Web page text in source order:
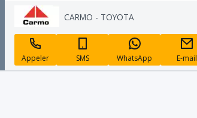
CARMO - TOYOTA
Appeler SMS WhatsApp E-mail